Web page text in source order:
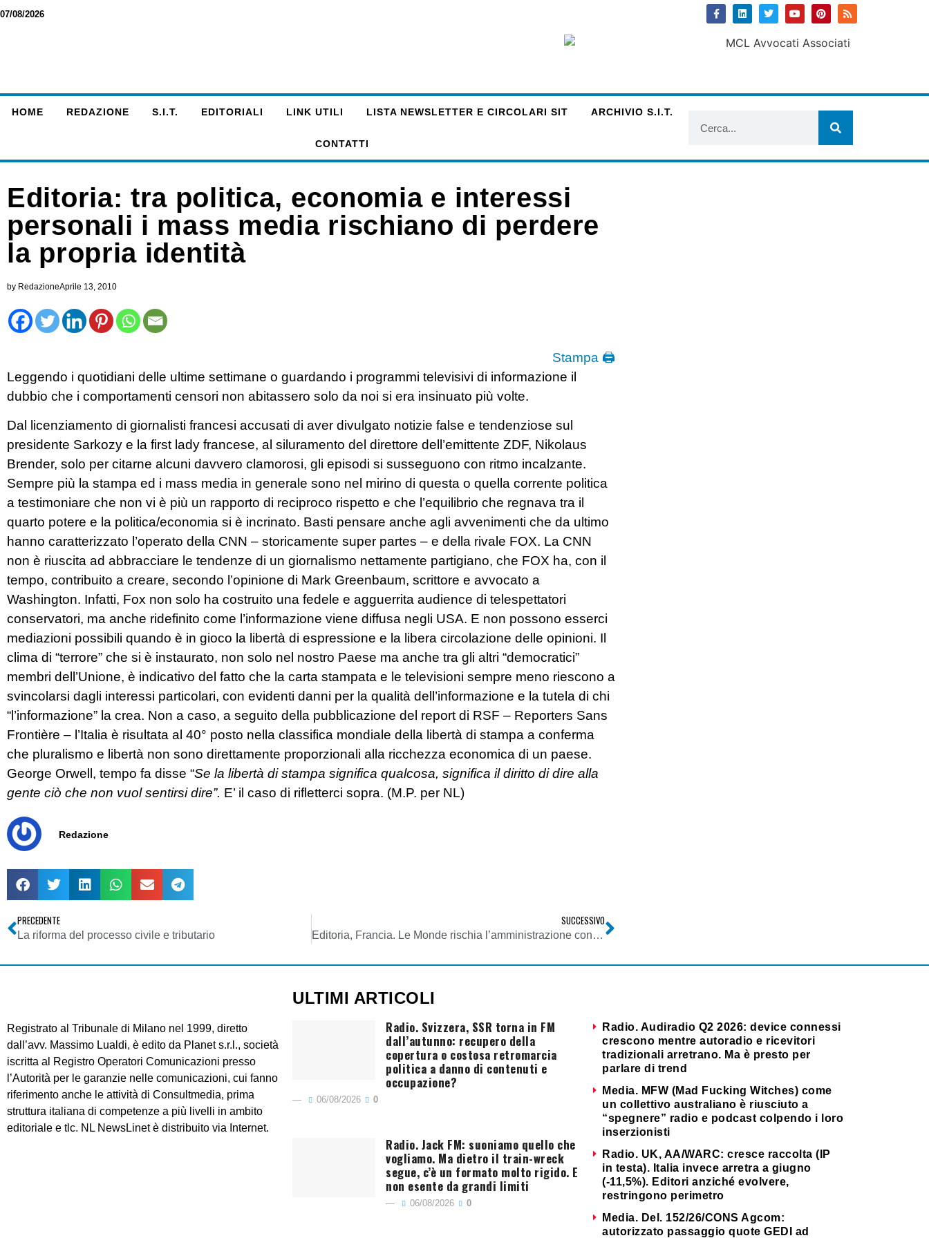
07/08/2026
HOME REDAZIONE S.I.T. EDITORIALI LINK UTILI LISTA NEWSLETTER E CIRCOLARI SIT ARCHIVIO S.I.T.
CONTATTI
Editoria: tra politica, economia e interessi
personali i mass media rischiano di perdere
la propria identità
by RedazioneAprile 13, 2010
Stampa 🖨
Leggendo i quotidiani delle ultime settimane o guardando i programmi televisivi di informazione il
dubbio che i comportamenti censori non abitassero solo da noi si era insinuato più volte.
Dal licenziamento di giornalisti francesi accusati di aver divulgato notizie false e tendenziose sul
presidente Sarkozy e la first lady francese, al siluramento del direttore dell’emittente ZDF, Nikolaus
Brender, solo per citarne alcuni davvero clamorosi, gli episodi si susseguono con ritmo incalzante.
Sempre più la stampa ed i mass media in generale sono nel mirino di questa o quella corrente politica
a testimoniare che non vi è più un rapporto di reciproco rispetto e che l’equilibrio che regnava tra il
quarto potere e la politica/economia si è incrinato. Basti pensare anche agli avvenimenti che da ultimo
hanno caratterizzato l’operato della CNN – storicamente super partes – e della rivale FOX. La CNN
non è riuscita ad abbracciare le tendenze di un giornalismo nettamente partigiano, che FOX ha, con il
tempo, contribuito a creare, secondo l’opinione di Mark Greenbaum, scrittore e avvocato a
Washington. Infatti, Fox non solo ha costruito una fedele e agguerrita audience di telespettatori
conservatori, ma anche ridefinito come l’informazione viene diffusa negli USA. E non possono esserci
mediazioni possibili quando è in gioco la libertà di espressione e la libera circolazione delle opinioni. Il
clima di “terrore” che si è instaurato, non solo nel nostro Paese ma anche tra gli altri “democratici”
membri dell’Unione, è indicativo del fatto che la carta stampata e le televisioni sempre meno riescono a
svincolarsi dagli interessi particolari, con evidenti danni per la qualità dell’informazione e la tutela di chi
“l’informazione” la crea. Non a caso, a seguito della pubblicazione del report di RSF – Reporters Sans
Frontière – l’Italia è risultata al 40° posto nella classifica mondiale della libertà di stampa a conferma
che pluralismo e libertà non sono direttamente proporzionali alla ricchezza economica di un paese.
George Orwell, tempo fa disse “Se la libertà di stampa significa qualcosa, significa il diritto di dire alla
gente ciò che non vuol sentirsi dire”. E’ il caso di rifletterci sopra. (M.P. per NL)
Redazione
PRECEDENTE
La riforma del processo civile e tributario
SUCCESSIVO
Editoria, Francia. Le Monde rischia l’amministrazione controllata e allora cerca investitori
Registrato al Tribunale di Milano nel 1999, diretto
dall’avv. Massimo Lualdi, è edito da Planet s.r.l., società
iscritta al Registro Operatori Comunicazioni presso
l’Autorità per le garanzie nelle comunicazioni, cui fanno
riferimento anche le attività di Consultmedia, prima
struttura italiana di competenze a più livelli in ambito
editoriale e tlc. NL NewsLinet è distribuito via Internet.
ULTIMI ARTICOLI
Radio. Svizzera, SSR torna in FM
dall’autunno: recupero della
copertura o costosa retromarcia
politica a danno di contenuti e
occupazione?
06/08/2026 0
Radio. Jack FM: suoniamo quello che
vogliamo. Ma dietro il train-wreck
segue, c’è un formato molto rigido. E
non esente da grandi limiti
06/08/2026 0
Radio. Audiradio Q2 2026: device connessi
crescono mentre autoradio e ricevitori
tradizionali arretrano. Ma è presto per
parlare di trend
Media. MFW (Mad Fucking Witches) come
un collettivo australiano è riusciuto a
“spegnere” radio e podcast colpendo i loro
inserzionisti
Radio. UK, AA/WARC: cresce raccolta (IP
in testa). Italia invece arretra a giugno
(-11,5%). Editori anziché evolvere,
restringono perimetro
Media. Del. 152/26/CONS Agcom:
autorizzato passaggio quote GEDI ad